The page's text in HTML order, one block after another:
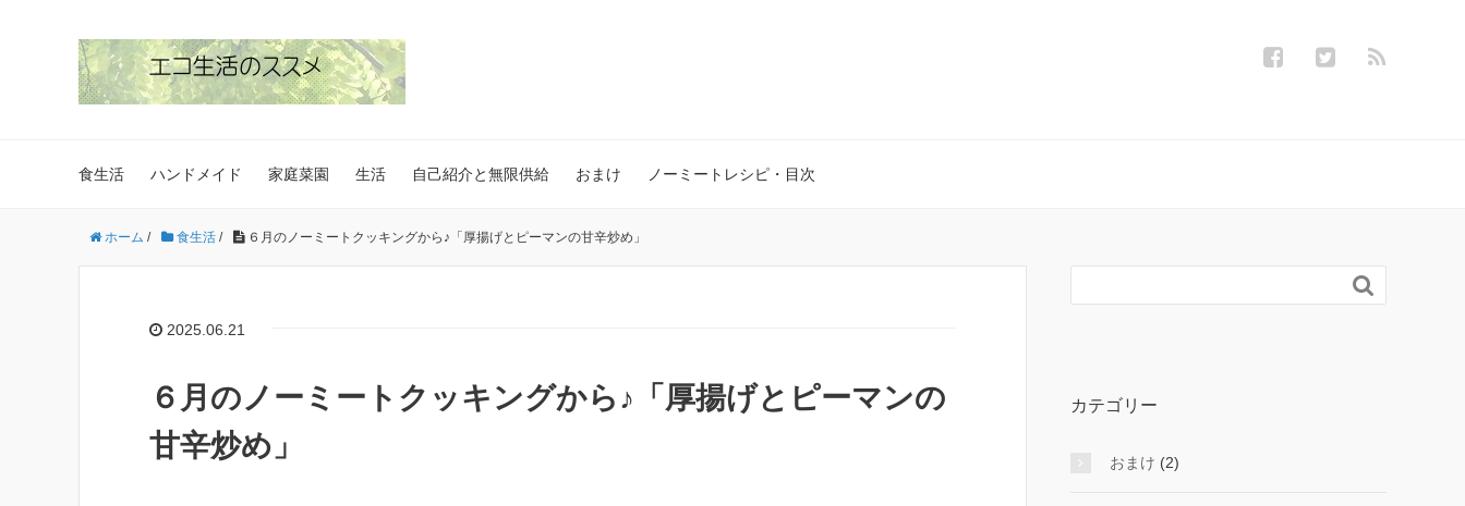
食生活 ハンドメイド 家庭菜園 生活 自己紹介と無限供給 おまけ ノーミートレシピ・目次
ホーム / 食生活 / ６月のノーミートクッキングから♪「厚揚げとピーマンの甘辛炒め」
2025.06.21
６月のノーミートクッキングから♪「厚揚げとピーマンの
甘辛炒め」

カテゴリー
おまけ (2)